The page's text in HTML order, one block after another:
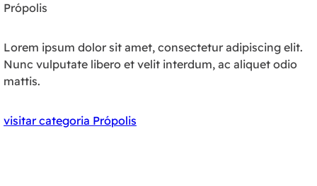
Própolis
Lorem ipsum dolor sit amet, consectetur adipiscing elit.
Nunc vulputate libero et velit interdum, ac aliquet odio
mattis.
visitar categoria Própolis